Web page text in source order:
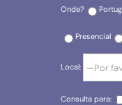
Onde?
Presencial
Local:
Consulta para: